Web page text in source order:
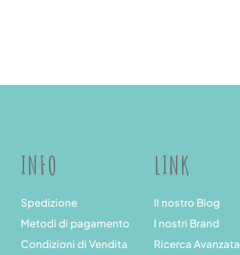
INFO
Spedizione
Metodi di pagamento
Condizioni di Vendita
LINK
Il nostro Blog
I nostri Brand
Ricerca Avanzata